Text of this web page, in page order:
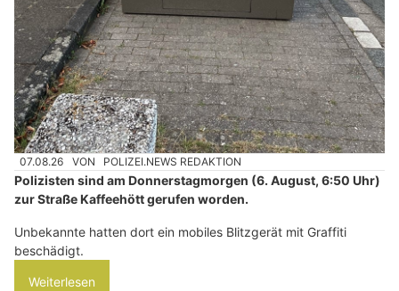
07.08.26 VON POLIZEI.NEWS REDAKTION
Polizisten sind am Donnerstagmorgen (6. August, 6:50 Uhr)
zur Straße Kaffeehött gerufen worden.
Unbekannte hatten dort ein mobiles Blitzgerät mit Graffiti
beschädigt.
Weiterlesen